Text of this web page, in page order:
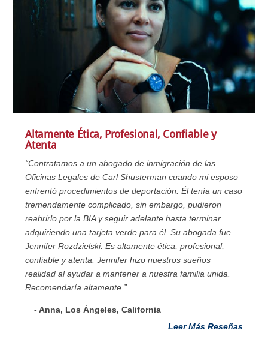
Altamente Ética, Profesional, Confiable y
Atenta
“Contratamos a un abogado de inmigración de las
Oficinas Legales de Carl Shusterman cuando mi esposo
enfrentó procedimientos de deportación. Él tenía un caso
tremendamente complicado, sin embargo, pudieron
reabrirlo por la BIA y seguir adelante hasta terminar
adquiriendo una tarjeta verde para él. Su abogada fue
Jennifer Rozdzielski. Es altamente ética, profesional,
confiable y atenta. Jennifer hizo nuestros sueños
realidad al ayudar a mantener a nuestra familia unida.
Recomendaría altamente.”
- Anna, Los Ángeles, California
Leer Más Reseñas